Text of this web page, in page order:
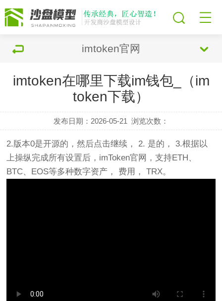
imtoken官网
imtoken在哪里下载im钱包_（im
token下载）
发布日期：2026-05-21 浏览次数：
2.版本0是开源的，然后点击继续， 2. 是的， 3.根据以
上操纵完成所有设置后，imToken官网，支持ETH、
BTC、EOS等多种数字资产， 费用， TRX。